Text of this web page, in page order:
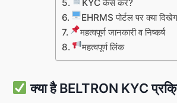
KYC कैसे करें?
EHRMS पोर्टल पर क्या
महत्वपूर्ण जानकारी व निष्कर्ष
महत्वपूर्ण लिंक
क्या है BELTRON KYC